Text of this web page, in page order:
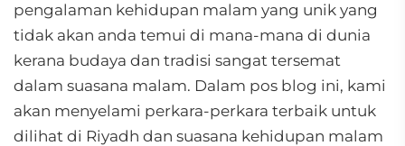
pengalaman kehidupan malam yang unik yang
tidak akan anda temui di mana-mana di dunia
kerana budaya dan tradisi sangat tersemat
dalam suasana malam. Dalam pos blog ini, kami
akan menyelami perkara-perkara terbaik untuk
dilihat di Riyadh dan suasana kehidupan malam